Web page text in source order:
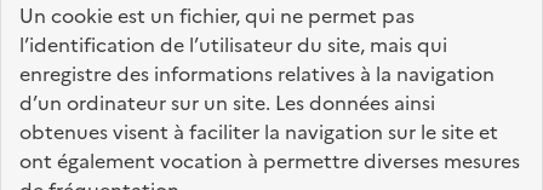
Un cookie est un fichier, qui ne permet pas
l’identification de l’utilisateur du site, mais qui
enregistre des informations relatives à la navigation
d’un ordinateur sur un site. Les données ainsi
obtenues visent à faciliter la navigation sur le site et
ont également vocation à permettre diverses mesures
FRANÇAISE
fonction-publique.gouv.fr
legifrance.gouv.fr